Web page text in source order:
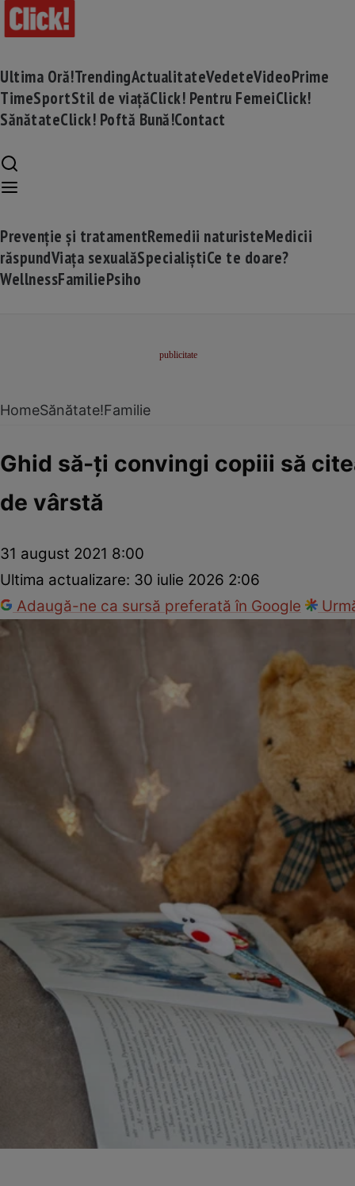
Ultima Oră!TrendingActualitateVedeteVideoPrime
TimeSportStil de viațăClick! Pentru FemeiClick!
SănătateClick! Poftă Bună!Contact
Prevenție și tratamentRemedii naturisteMedicii
răspundViața sexualăSpecialiștiCe te doare?
WellnessFamiliePsiho
HomeSănătate!Familie
Ghid să-ţi convingi copiii să
de vârstă
31 august 2021 8:00
Ultima actualizare: 30 iulie 2026 2:06
Adaugă-ne ca sursă preferată în Google